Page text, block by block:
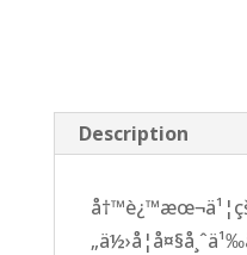
Description